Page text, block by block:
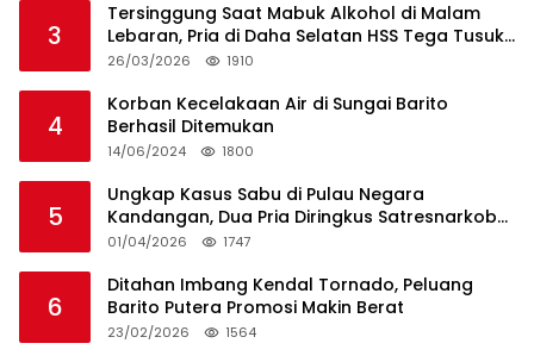
3
Tersinggung Saat Mabuk Alkohol di Malam
Lebaran, Pria di Daha Selatan HSS Tega Tusuk
Teman Sendiri
26/03/2026 1910
4
Korban Kecelakaan Air di Sungai Barito
Berhasil Ditemukan
14/06/2024 1800
5
Ungkap Kasus Sabu di Pulau Negara
Kandangan, Dua Pria Diringkus Satresnarkoba
HSS
01/04/2026 1747
6
Ditahan Imbang Kendal Tornado, Peluang
Barito Putera Promosi Makin Berat
23/02/2026 1564